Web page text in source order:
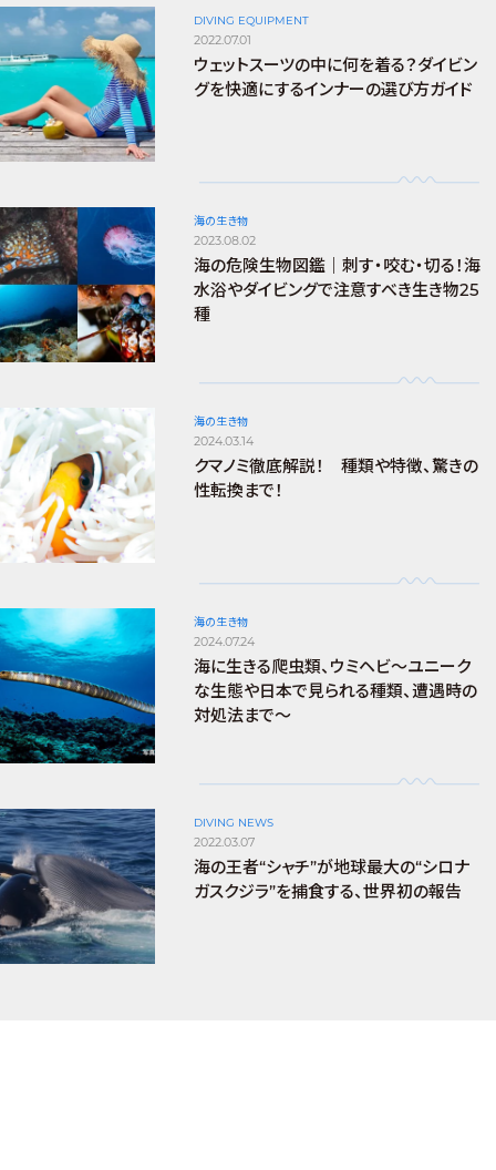
DIVING EQUIPMENT
2022.07.01
ウェットスーツの中に何を着る？ダイビン
グを快適にするインナーの選び方ガイド
海の生き物
2023.08.02
海の危険生物図鑑｜刺す・咬む・切る！海
水浴やダイビングで注意すべき生き物25
種
海の生き物
2024.03.14
クマノミ徹底解説！ 種類や特徴、驚きの
性転換まで！
海の生き物
2024.07.24
海に生きる爬虫類、ウミヘビ～ユニーク
な生態や日本で見られる種類、遭遇時の
対処法まで～
DIVING NEWS
2022.03.07
海の王者“シャチ”が地球最大の“シロナ
ガスクジラ”を捕食する、世界初の報告